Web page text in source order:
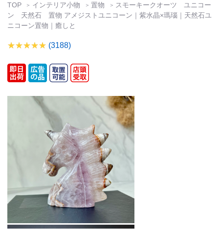
TOP インテリア小物 置物
スモーキークオーツ ユニコー
ン 天然石 置物 アメジストユニコーン｜紫水晶×瑪瑙｜天然石ユ
ニコーン置物｜癒しと
(3188)